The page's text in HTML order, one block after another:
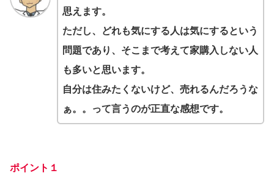
思えます。
ただし、どれも気にする人は気にするという
問題であり、そこまで考えて家購入しない人
も多いと思います。
自分は住みたくないけど、売れるんだろうな
ぁ。。って言うのが正直な感想です。
ポイント１